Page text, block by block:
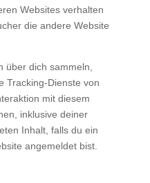
Websites verhalten
die andere Website
über dich sammeln,
Tracking-Dienste von
mit diesem
inklusive deiner
Inhalt, falls du ein
angemeldet bist.